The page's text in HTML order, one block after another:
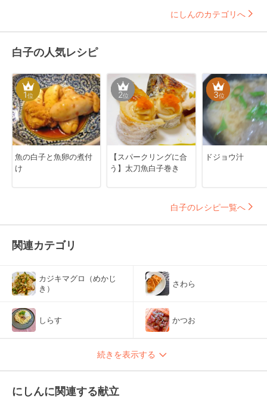
にしんのカテゴリへ
白子の人気レシピ
1位
魚の白子と魚卵の煮付
け
2位
【スパークリングに合
う】太刀魚白子巻き
3位
ドジョウ汁
白子のレシピ一覧へ
関連カテゴリ
カジキマグロ（めかじ
き）
さわら
しらす かつお
続きを表示する
にしんに関連する献立